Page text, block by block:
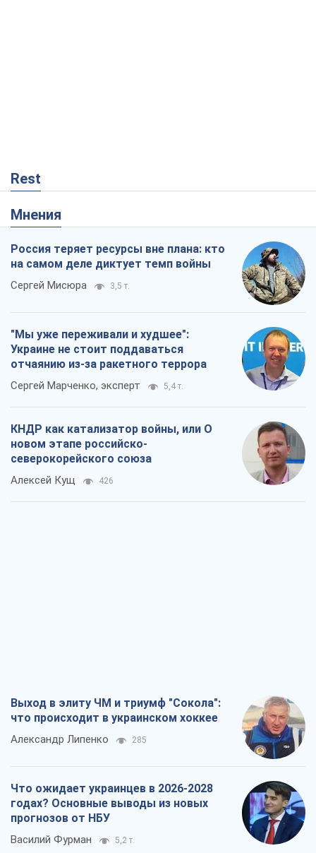
Rest
Мнения
Россия теряет ресурсы вне плана: кто
на самом деле диктует темп войны
Сергей Мисюра 3,5 т.
"Мы уже переживали и худшее":
Украине не стоит поддаваться
отчаянию из-за ракетного террора
Сергей Марченко, эксперт 5,4 т.
КНДР как катализатор войны, или О
новом этапе российско-
северокорейского союза
Алексей Кущ 426
Выход в элиту ЧМ и триумф "Сокола":
что происходит в украинском хоккее
Александр Липенко 285
Что ожидает украинцев в 2026-2028
годах? Основные выводы из новых
прогнозов от НБУ
Василий Фурман 5,2 т.